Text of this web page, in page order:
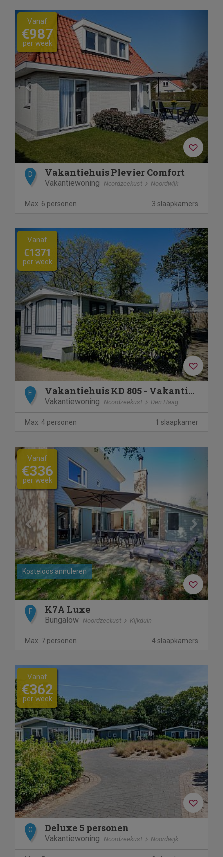
Previous
Vanaf
€987
per week
D Vakantiehuis Plevier Comfort
Vakantiewoning Noordzeekust Noordwijk
Max. 6 personen 3 slaapkamers
Previous Next
Vanaf
€1371
per week
E Vakantiehuis KD 805 - Vakantiepark Kijkduin 4p
Vakantiewoning Noordzeekust Den Haag
Max. 4 personen 1 slaapkamer
Previous
Kosteloos annuleren
Vanaf
€336
per week
F K7A Luxe
Bungalow Noordzeekust Kijkduin
Max. 7 personen 4 slaapkamers
Vanaf
€362
per week
G Deluxe 5 personen
Vakantiewoning Noordzeekust Noordwijk